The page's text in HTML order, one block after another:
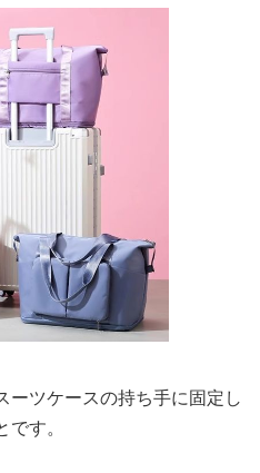
ーツケースの持ち手に固定し
す。